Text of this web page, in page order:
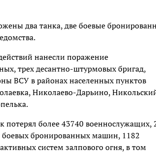
два танка, две боевые
нанесли поражение
трех десантно-штурмовых бригад,
ВСУ в районах населенных пунктов
Николаево-Дарьино,
потерял более 43740 военнослужащих,
бронированных машин, 1182
систем залпового огня, в том